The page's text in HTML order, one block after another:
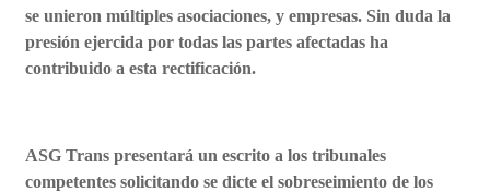
se unieron múltiples asociaciones, y empresas. Sin duda la
presión ejercida por todas las partes afectadas ha
contribuido a esta rectificación.
ASG Trans presentará un escrito a los tribunales
competentes solicitando se dicte el sobreseimiento de los